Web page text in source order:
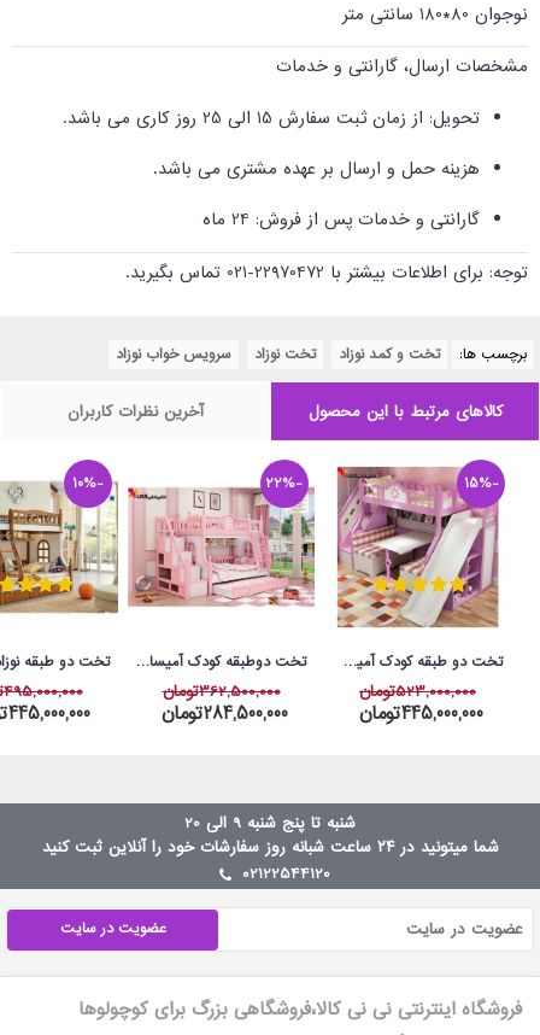
نوجوان 80*180 سانتی متر
مشخصات ارسال، گارانتی و خدمات
تحویل: از زمان ثبت سفارش 15 الی 25 روز کاری می باشد.
هزینه حمل و ارسال بر عهده مشتری می باشد.
گارانتی و خدمات پس از فروش: 24 ماه
توجه: برای اطلاعات بیشتر با 22970472-021 تماس بگیرید.
برچسب ها: تخت و کمد نوزاد تخت نوزاد سرویس خواب نوزاد
کالاهای مرتبط با این محصول آخرین نظرات کاربران
-15%
تخت دو طبقه کودک آمیسا مدل پرنیان
523,000,000تومان
445,000,000تومان
-22%
تخت دوطبقه کودک آمیسا مدل ملورین
362,500,000تومان
284,500,000تومان
-10%
495,000,000تومان
445,000,000تومان
شنبه تا پنج شنبه 9 الی 20
شما میتونید در ۲۴ ساعت شبانه روز سفارشات خود را آنلاین ثبت کنید
02122544120
عضویت در سایت
فروشگاه اینترنتی نی نی کالا،فروشگاهی بزرگ برای کوچولوها